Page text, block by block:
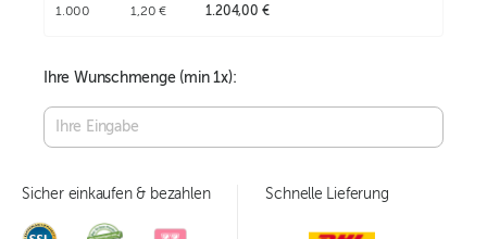
1.000 1,20 € 1.204,00 €
Ihre Wunschmenge (min1x):
Sicher einkaufen & bezahlen Schnelle Lieferung